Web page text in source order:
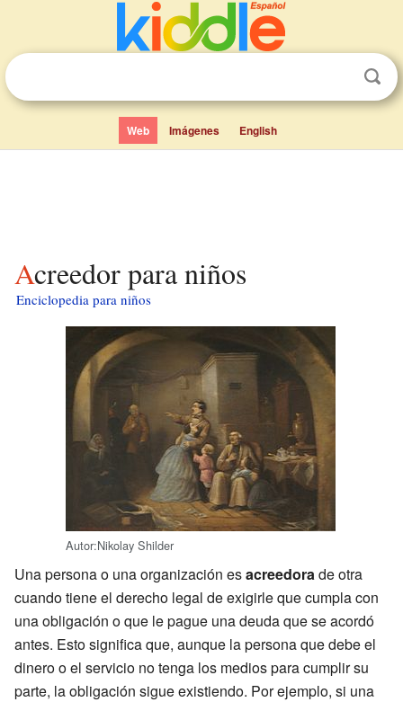
Web Imágenes English
Acreedor para niños
Enciclopedia para niños
Autor:Nikolay Shilder
Una persona o una organización esacreedora de otra
cuando tiene el derecho legal de exigirle que cumpla con
una obligación o que le pague una deuda que se acordó
antes. Esto significa que, aunque la persona que debe el
dinero o el servicio no tenga los medios para cumplir su
parte, la obligación sigue existiendo. Por ejemplo, si una